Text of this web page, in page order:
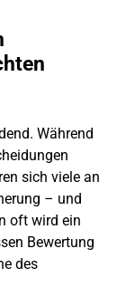
Während
sich viele an
– und
oft wird ein
Bewertung
des